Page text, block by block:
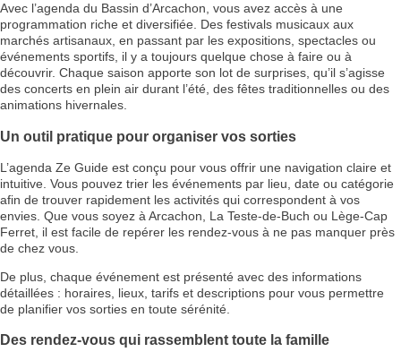
Avec l’agenda du Bassin d’Arcachon, vous avez accès à une
programmation riche et diversifiée. Des festivals musicaux aux
marchés artisanaux, en passant par les expositions, spectacles ou
événements sportifs, il y a toujours quelque chose à faire ou à
découvrir. Chaque saison apporte son lot de surprises, qu’il s’agisse
des concerts en plein air durant l’été, des fêtes traditionnelles ou des
animations hivernales.
Un outil pratique pour organiser vos sorties
L’agenda Ze Guide est conçu pour vous offrir une navigation claire et
intuitive. Vous pouvez trier les événements par lieu, date ou catégorie
afin de trouver rapidement les activités qui correspondent à vos
envies. Que vous soyez à Arcachon, La Teste-de-Buch ou Lège-Cap
Ferret, il est facile de repérer les rendez-vous à ne pas manquer près
de chez vous.
De plus, chaque événement est présenté avec des informations
détaillées : horaires, lieux, tarifs et descriptions pour vous permettre
de planifier vos sorties en toute sérénité.
Des rendez-vous qui rassemblent toute la famille